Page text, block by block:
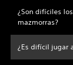
¿Son difíciles
mazmorras?
¿Es difícil jugar